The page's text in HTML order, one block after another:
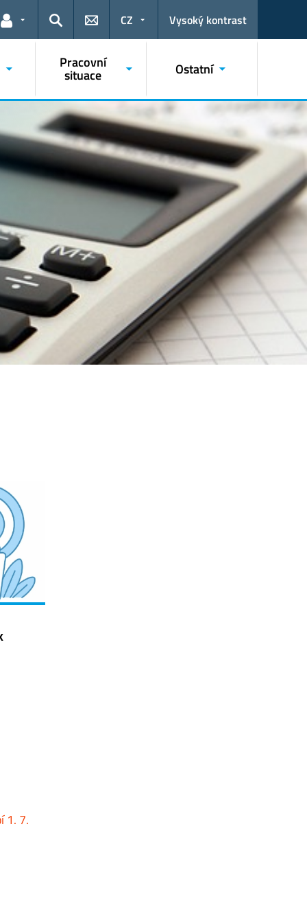
Odkazy pro uživatele
Hledat
CZ Vysoký kontrast
Pracovní
situace Ostatní
1. 7.